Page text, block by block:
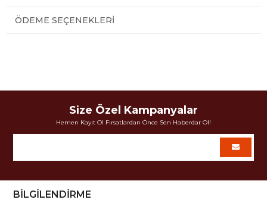
ÖDEME SEÇENEKLERI
Size Özel Kampanyalar
Hemen Kayıt Ol Fırsatlardan Önce Sen Haberdar Ol!
BİLGİLENDİRME